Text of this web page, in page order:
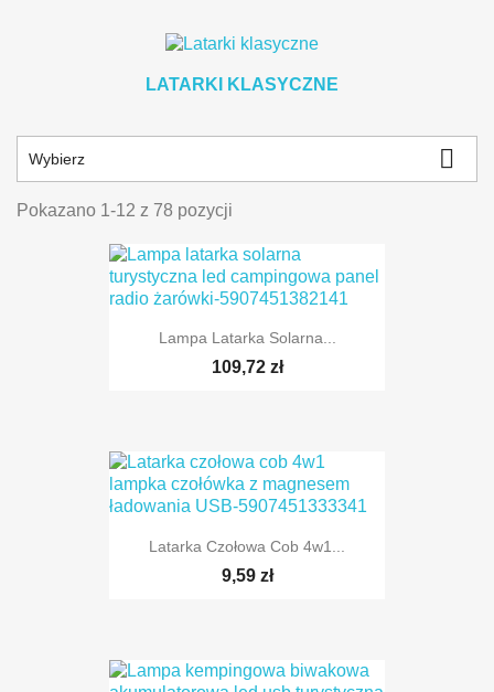
LATARKI KLASYCZNE
Wybierz 
Pokazano 1-12 z 78 pozycji
Lampa Latarka Solarna...
109,72 zł
Latarka Czołowa Cob 4w1...
9,59 zł